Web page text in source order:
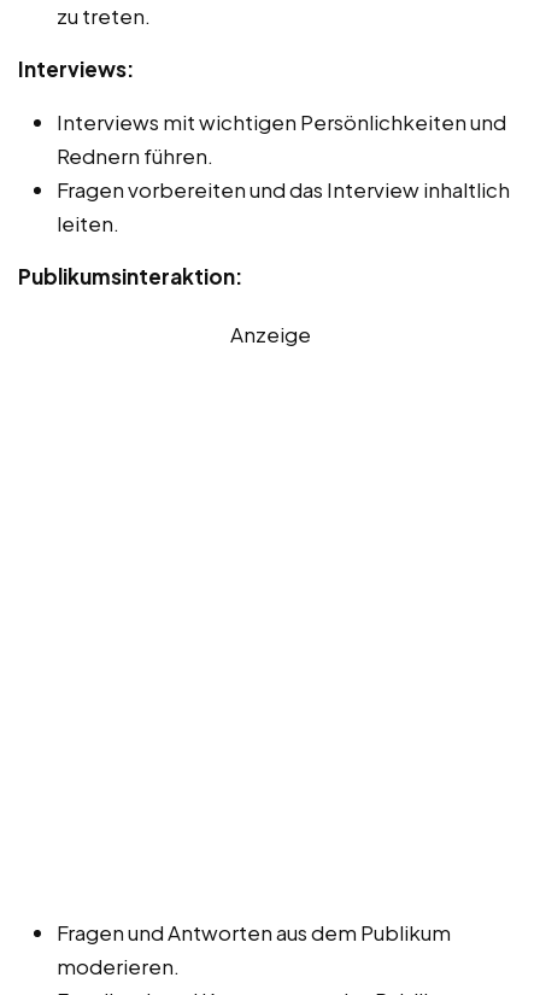
zu treten.
Interviews:
Interviews mit wichtigen Persönlichkeiten und
Rednern führen.
Fragen vorbereiten und das Interview inhaltlich
leiten.
Publikumsinteraktion:
Anzeige
Fragen und Antworten aus dem Publikum
moderieren.